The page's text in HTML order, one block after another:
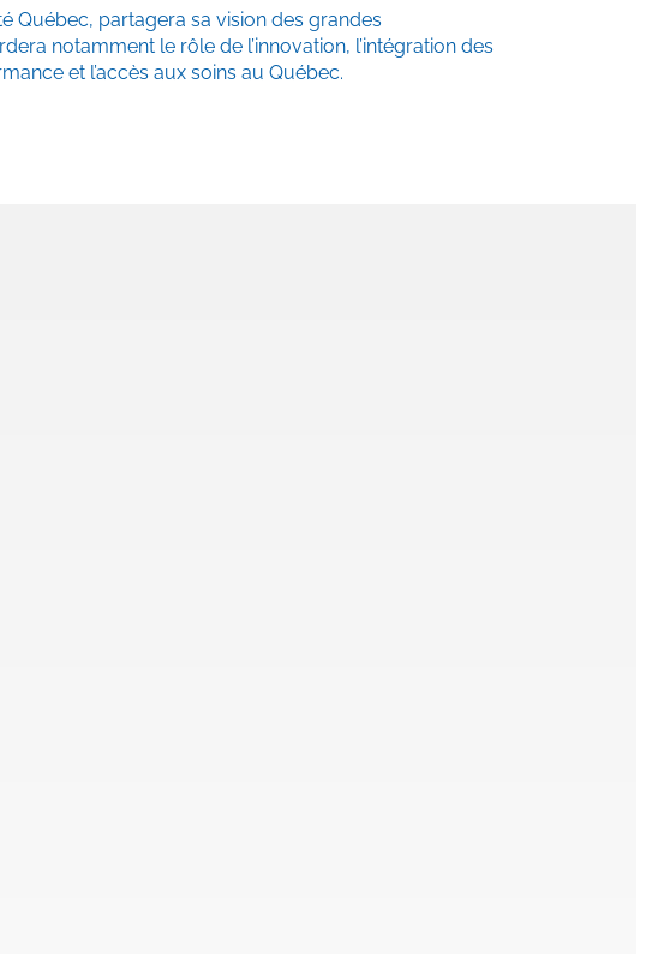
Québec, partagera sa vision des grandes
notamment le rôle de l’innovation, l’intégration des
et l’accès aux soins au Québec.